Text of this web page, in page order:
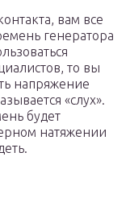
вам все
генератора
то вы
напряжение
«слух».
будет
натяжении